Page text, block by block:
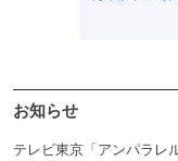
お知らせ
テレビ東京「アンパラ